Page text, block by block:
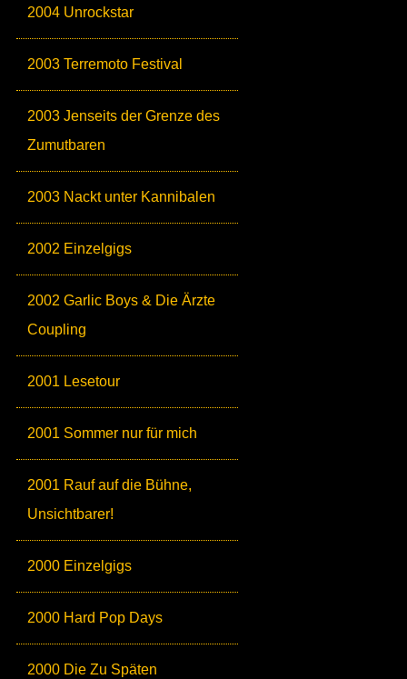
2004 Unrockstar
2003 Terremoto Festival
2003 Jenseits der Grenze des
Zumutbaren
2003 Nackt unter Kannibalen
2002 Einzelgigs
2002 Garlic Boys & Die Ärzte
Coupling
2001 Lesetour
2001 Sommer nur für mich
2001 Rauf auf die Bühne,
Unsichtbarer!
2000 Einzelgigs
2000 Hard Pop Days
2000 Die Zu Späten